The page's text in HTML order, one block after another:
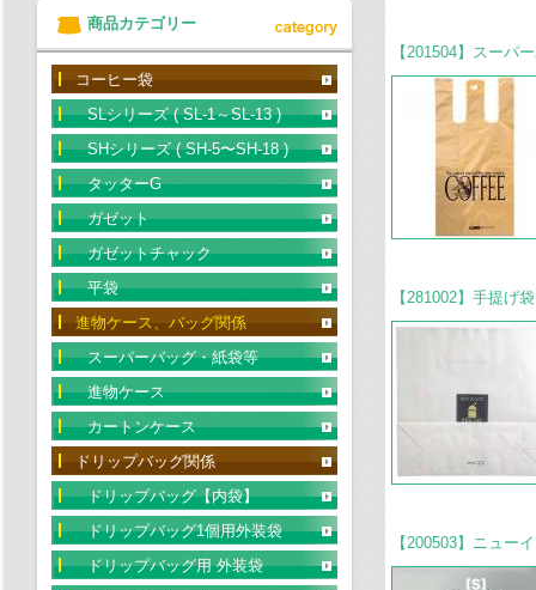
【201504】スーパ
【281002】手提げ
【200503】ニュー
商品カテゴリー
コーヒー袋
SLシリーズ ( SL-1～SL-13 )
SHシリーズ ( SH-5〜SH-18 )
タッターG
ガゼット
ガゼットチャック
平袋
進物ケース、バッグ関係
スーパーバッグ・紙袋等
進物ケース
カートンケース
ドリップバッグ関係
ドリップバッグ【内袋】
ドリップバッグ1個用外装袋
ドリップバッグ用 外装袋